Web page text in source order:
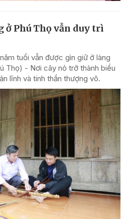
ở Phú Thọ vẫn duy trì
tuổi vẫn được gìn giữ ở làng
Thọ) - Nơi cây nỏ trở thành biểu
lĩnh và tinh thần thượng võ.